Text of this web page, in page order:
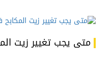
متى يجب تغيير زيت